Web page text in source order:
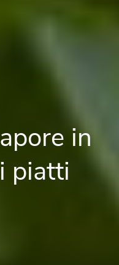
in
piatti